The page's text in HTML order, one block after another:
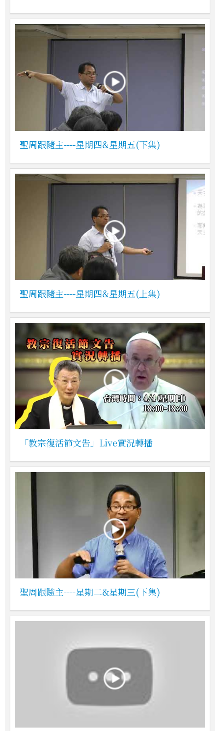
聖周跟隨主----星期四&星期五(下集)
聖周跟隨主----星期四&星期五(上集)
「教宗復活節文告」Live實況轉播
聖周跟隨主----星期二&星期三(下集)